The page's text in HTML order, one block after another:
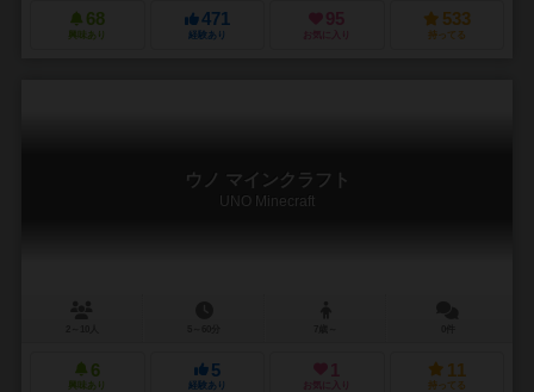
68
興味あり
471
経験あり
95
お気に入り
533
持ってる
ウノ マインクラフト
UNO Minecraft
6
興味あり
5
経験あり
1
お気に入り
11
持ってる